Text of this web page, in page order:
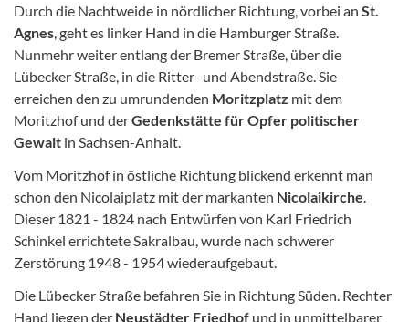
Durch die Nachtweide in nördlicher Richtung, vorbei an St.
Agnes , geht es linker Hand in die Hamburger Straße.
Nunmehr weiter entlang der Bremer Straße, über die
Lübecker Straße, in die Ritter- und Abendstraße. Sie
erreichen den zu umrundenden Moritzplatz mit dem
Moritzhof und derGedenkstätte für Opfer politischer
Gewalt in Sachsen-Anhalt.
Vom Moritzhof in östliche Richtung blickend erkennt man
schon den Nicolaiplatz mit der markanten Nicolaikirche
Dieser 1821 - 1824 nach Entwürfen von Karl Friedrich
Schinkel errichtete Sakralbau, wurde nach schwerer
Zerstörung 1948 - 1954 wiederaufgebaut.
Die Lübecker Straße befahren Sie in Richtung Süden. Rechter
Hand liegen der Neustädter Friedhof und in unmittelbarer